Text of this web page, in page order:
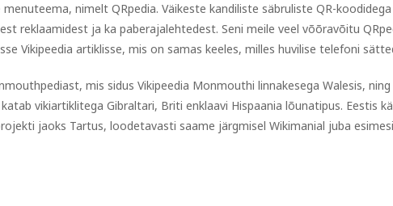
nimelt QRpedia. Väikeste kandiliste säbruliste QR-
reklaamidest ja ka paberajalehtedest. Seni meile veel võõravõitu
Vikipeedia artiklisse, mis on samas keeles, milles huvilise telefoni
mis sidus Vikipeedia Monmouthi linnakesega Walesis, ning
vikiartiklitega Gibraltari, Briti enklaavi Hispaania lõunatipus. Eestis
jaoks Tartus, loodetavasti saame järgmisel Wikimanial juba esimesi